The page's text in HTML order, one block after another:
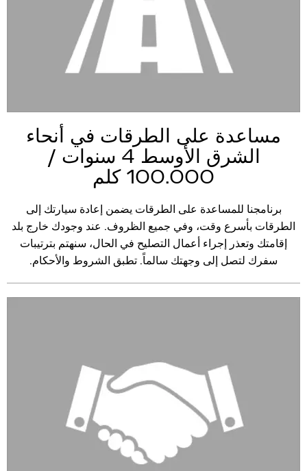
مساعدة على الطرقات في أنحاء
الشرق الأوسط 4 سنوات /
100.000 كلم
برنامجنا للمساعدة على الطرقات يضمن إعادة سيارتك إلى
الطرقات بأسرع وقت، وفي جميع الظروف. عند وجودك خارج بلد
إقامتك وتعذر إجراء أعمال التصليح في الحال، سنهتم بترتيبات
سفرك لتصل إلى وجهتك سالماً. تطبق الشروط والأحكام.